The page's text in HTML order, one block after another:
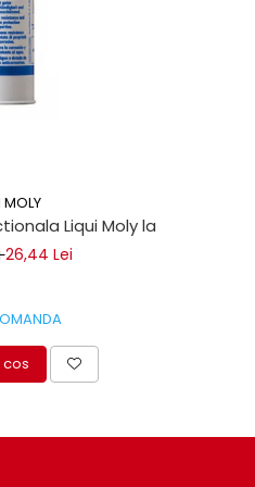
MOLY
Liqui Moly la tub 400ml
26,44 Lei